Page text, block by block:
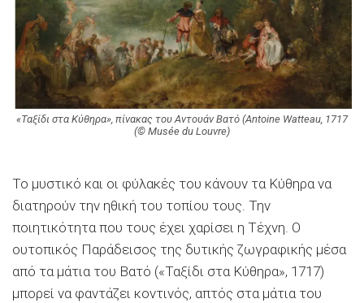
«Ταξίδι στα Κύθηρα», πίνακας του Αντουάν Βατό (Antoine Watteau, 1717
(© Musée du Louvre)
Το μυστικό και οι φύλακές του κάνουν τα Κύθηρα να
διατηρούν την ηθική του τοπίου τους. Την
ποιητικότητα που τους έχει χαρίσει η Τέχνη. Ο
ουτοπικός Παράδεισος της δυτικής ζωγραφικής μέσα
από τα μάτια του Βατό («Ταξίδι στα Κύθηρα», 1717)
μπορεί να φαντάζει κοντινός, απτός στα μάτια του